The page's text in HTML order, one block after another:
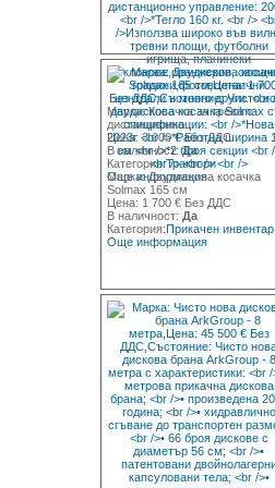
Марка: Косачка за трева с
дистанционно
Цена: 3 000 € Без ДДС
В наличност:Да
Категория:Трактори
Още информация
Марка: Двудискова косачка
Solmax 165 см
Цена: 1 700 € Без ДДС
В наличност: Да
Категория:Прикачен инвентар
Още информация